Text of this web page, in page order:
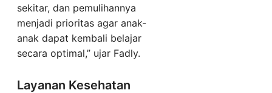
sekitar, dan pemulihannya
menjadi prioritas agar anak-
anak dapat kembali belajar
secara optimal,” ujar Fadly.
Layanan Kesehatan